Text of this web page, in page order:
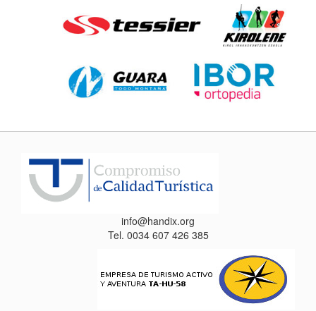
info@handix.org
Tel. 0034 607 426 385